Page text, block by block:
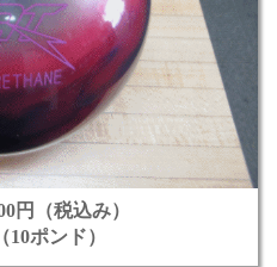
円（税込み）
10ポンド）